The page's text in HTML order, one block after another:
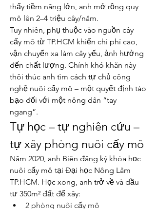
thấy tiềm năng lớn, anh mở rộng quy
mô lên 2–4 triệu cây/năm.
Tuy nhiên, phụ thuộc vào nguồn cây
cấy mô từ TP.HCM khiến chi phí cao,
vận chuyển xa làm cây yếu, ảnh hưởng
đến chất lượng. Chính khó khăn này
thôi thúc anh tìm cách tự chủ công
nghệ nuôi cấy mô – một quyết định táo
bạo đối với một nông dân “tay
ngang”.
Tự học – tự nghiên cứu –
tự xây phòng nuôi cấy mô
Năm 2020, anh Biên đăng ký khóa học
nuôi cấy mô tại Đại học Nông Lâm
TP.HCM. Học xong, anh trở về và đầu
tư 350m² đất để xây:
2 phòng nuôi cấy mô